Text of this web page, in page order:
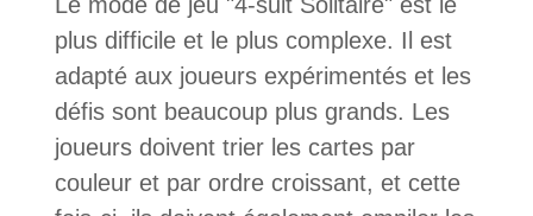
plus difficile et le plus complexe. Il est
adapté aux joueurs expérimentés et les
défis sont beaucoup plus grands. Les
joueurs doivent trier les cartes par
couleur et par ordre croissant, et cette